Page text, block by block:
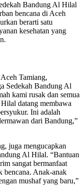
Bandung Al Hilal
bencana di Aceh
berarti satu
kesehatan yang
Tamiang,
Sedekah Bandung Al
kami rusak dan semua
datang membawa
Ini adalah
dari Bandung,”
juga mengucapkan
Al Hilal. “Bantuan
sangat bermanfaat
bencana. Anak-anak
mushaf yang baru,”